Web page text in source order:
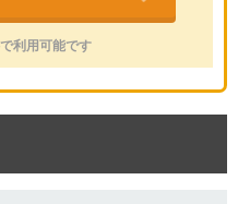
利用可能です